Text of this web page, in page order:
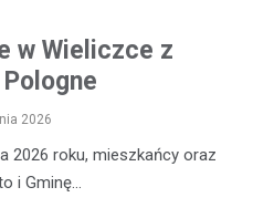
w Wieliczce z
2026
2026 roku, mieszkańcy oraz
i Gminę…